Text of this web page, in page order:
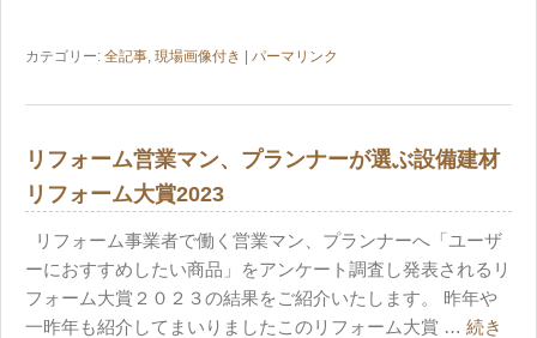
カテゴリー: 全記事, 現場画像付き パーマリンク
リフォーム営業マン、プランナーが選ぶ設備建材
リフォーム大賞2023
リフォーム事業者で働く営業マン、プランナーへ「ユーザ
ーにおすすめしたい商品」をアンケート調査し発表されるリ
フォーム大賞２０２３の結果をご紹介いたします。 昨年や
一昨年も紹介してまいりましたこのリフォーム大賞 … 続き